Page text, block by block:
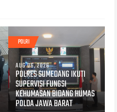
POLRI
AUG 06, 2026
POLRES SUMEDANG IKUTI
SUPERVISI FUNGSI
KEHUMASAN BIDANG HUMAS
POLDA JAWA BARAT